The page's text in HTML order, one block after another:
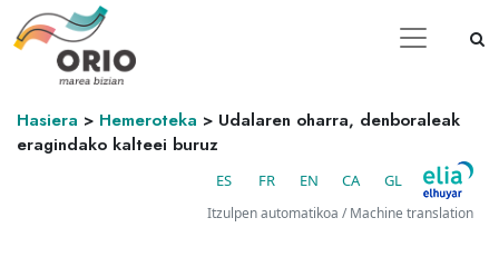
Hasiera > Hemeroteka > Udalaren oharra, denboraleak
eragindako kalteei buruz
ES FR EN CA GL
Itzulpen automatikoa / Machine translation